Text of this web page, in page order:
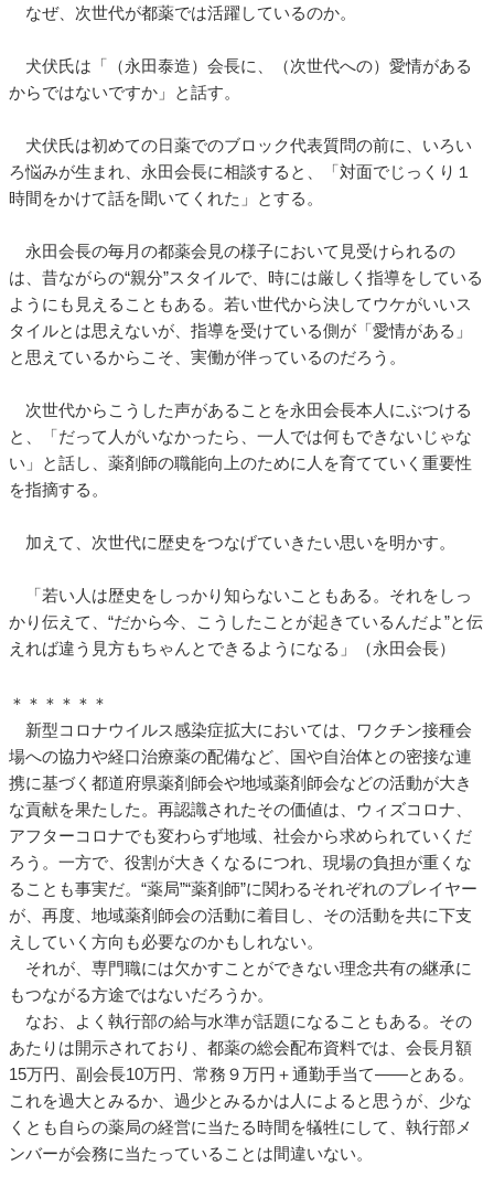
なぜ、次世代が都薬では活躍しているのか。
犬伏氏は「（永田泰造）会長に、（次世代への）愛情がある
からではないですか」と話す。
犬伏氏は初めての日薬でのブロック代表質問の前に、いろい
ろ悩みが生まれ、永田会長に相談すると、「対面でじっくり１
時間をかけて話を聞いてくれた」とする。
永田会長の毎月の都薬会見の様子において見受けられるの
は、昔ながらの“親分”スタイルで、時には厳しく指導をしている
ようにも見えることもある。若い世代から決してウケがいいス
タイルとは思えないが、指導を受けている側が「愛情がある」
と思えているからこそ、実働が伴っているのだろう。
次世代からこうした声があることを永田会長本人にぶつける
と、「だって人がいなかったら、一人では何もできないじゃな
い」と話し、薬剤師の職能向上のために人を育てていく重要性
を指摘する。
加えて、次世代に歴史をつなげていきたい思いを明かす。
「若い人は歴史をしっかり知らないこともある。それをしっ
かり伝えて、“だから今、こうしたことが起きているんだよ”と伝
えれば違う見方もちゃんとできるようになる」（永田会長）
＊＊＊＊＊＊
新型コロナウイルス感染症拡大においては、ワクチン接種会
場への協力や経口治療薬の配備など、国や自治体との密接な連
携に基づく都道府県薬剤師会や地域薬剤師会などの活動が大き
な貢献を果たした。再認識されたその価値は、ウィズコロナ、
アフターコロナでも変わらず地域、社会から求められていくだ
ろう。一方で、役割が大きくなるにつれ、現場の負担が重くな
ることも事実だ。“薬局”“薬剤師”に関わるそれぞれのプレイヤー
が、再度、地域薬剤師会の活動に着目し、その活動を共に下支
えしていく方向も必要なのかもしれない。
それが、専門職には欠かすことができない理念共有の継承に
もつながる方途ではないだろうか。
なお、よく執行部の給与水準が話題になることもある。その
あたりは開示されており、都薬の総会配布資料では、会長月額
15万円、副会長10万円、常務９万円＋通勤手当て――とある。
これを過大とみるか、過少とみるかは人によると思うが、少な
くとも自らの薬局の経営に当たる時間を犠牲にして、執行部メ
ンバーが会務に当たっていることは間違いない。